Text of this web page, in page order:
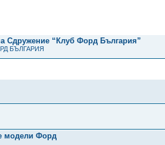
Сдружение “Клуб Форд България”
БЪЛГАРИЯ
модели Форд